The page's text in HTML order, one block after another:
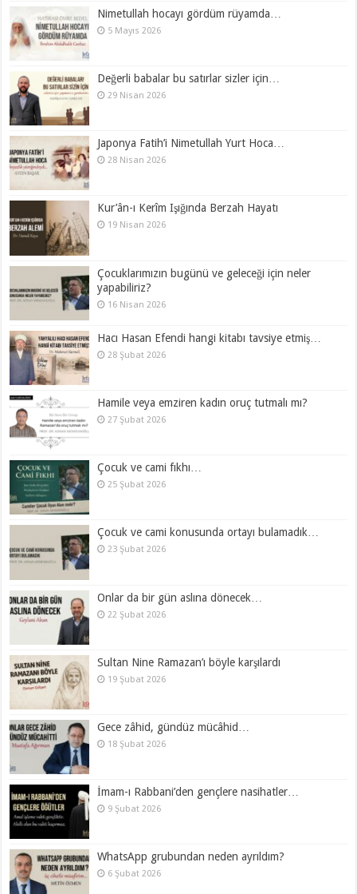
Nimetullah hocayı gördüm rüyamda…
5 Mayıs 2026
Değerli babalar bu satırlar sizler için…
29 Nisan 2026
Japonya Fatih’i Nimetullah Yurt Hoca…
28 Nisan 2026
Kur’ân-ı Kerîm Işığında Berzah Hayatı
19 Nisan 2026
Çocuklarımızın bugünü ve geleceği için neler
yapabiliriz?
16 Nisan 2026
Hacı Hasan Efendi hangi kitabı tavsiye etmiş…
28 Şubat 2026
Hamile veya emziren kadın oruç tutmalı mı?
27 Şubat 2026
Çocuk ve cami fıkhı…
25 Şubat 2026
Çocuk ve cami konusunda ortayı bulamadık…
23 Şubat 2026
Onlar da bir gün aslına dönecek…
22 Şubat 2026
Sultan Nine Ramazan’ı böyle karşılardı
19 Şubat 2026
Gece zâhid, gündüz mücâhid…
18 Şubat 2026
İmam-ı Rabbani’den gençlere nasihatler…
9 Şubat 2026
WhatsApp grubundan neden ayrıldım?
6 Şubat 2026